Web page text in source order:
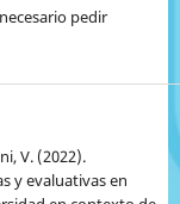
pedir
V. (2022).
y evaluativas en